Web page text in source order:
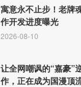
寓意永不止步！老牌
作开发进度曝光
2026-08-10
让全网嘲讽的“嘉豪”
作，正在成为国漫顶